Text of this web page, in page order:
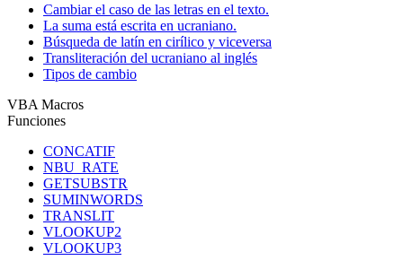
Cambiar el caso de las letras en el texto.
La suma está escrita en ucraniano.
Búsqueda de latín en cirílico y viceversa
Transliteración del ucraniano al inglés
Tipos de cambio
VBA Macros
Funciones
CONCATIF
NBU_RATE
GETSUBSTR
SUMINWORDS
TRANSLIT
VLOOKUP2
VLOOKUP3